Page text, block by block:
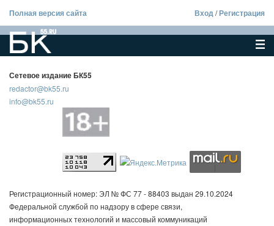
Полная версия сайта Вход/Регистрация
Сетевое издание БК55
redactor@bk55.ru
info@bk55.ru
Регистрационный номер: ЭЛ № ФС 77 - 88403 выдан 29.10.2024
Федеральной службой по надзору в сфере связи,
информационных технологий и массовый коммуникаций